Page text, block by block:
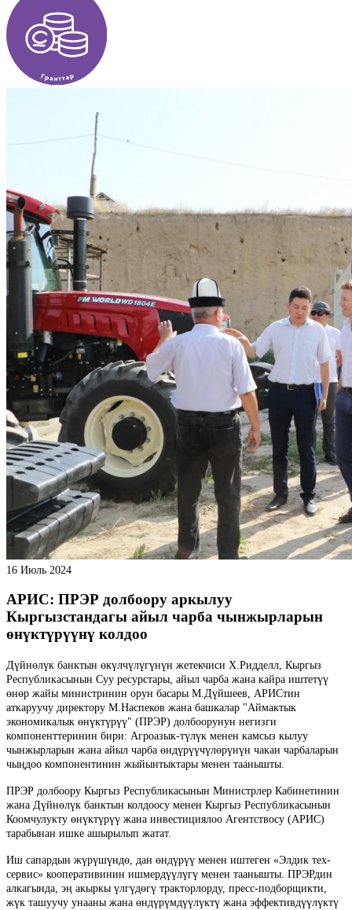
16 Июль 2024
АРИС: ПРЭР долбоору аркылуу
Кыргызстандагы айыл чарба чынжырларын
өнүктүрүүнү колдоо
Дүйнөлүк банктын өкүлчүлүгүнүн жетекчиси Х.Ридделл, Кыргыз
Республикасынын Суу ресурстары, айыл чарба жана кайра иштетүү
өнөр жайы министринин орун басары М.Дүйшеев, АРИСтин
аткаруучу директору М.Наспеков жана башкалар "Аймактык
экономикалык өнүктүрүү" (ПРЭР) долбоорунун негизги
компоненттеринин бири: Агроазык-түлүк менен камсыз кылуу
чынжырларын жана айыл чарба өндүрүүчүлөрүнүн чакан чарбаларын
чыңдоо компонентинин жыйынтыктары менен таанышты.
ПРЭР долбоору Кыргыз Республикасынын Министрлер Кабинетинин
жана Дүйнөлүк банктын колдоосу менен Кыргыз Республикасынын
Коомчулукту өнүктүрүү жана инвестициялоо Агентствосу (АРИС)
тарабынан ишке ашырылып жатат.
Иш сапардын жүрүшүндө, дан өндүрүү менен иштеген «Элдик тех-
сервис» кооперативинин ишмердүүлүгү менен таанышты. ПРЭРдин
алкагында, эң акыркы үлгүдөгү тракторлорду, пресс-подборщикти,
жүк ташуучу унааны жана өндүрүмдүүлүктү жана эффективдүүлүктү